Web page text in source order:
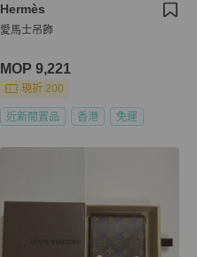
Hermès
愛馬士吊飾
MOP 9,221
現折 200
近新閒置品 香港 免運